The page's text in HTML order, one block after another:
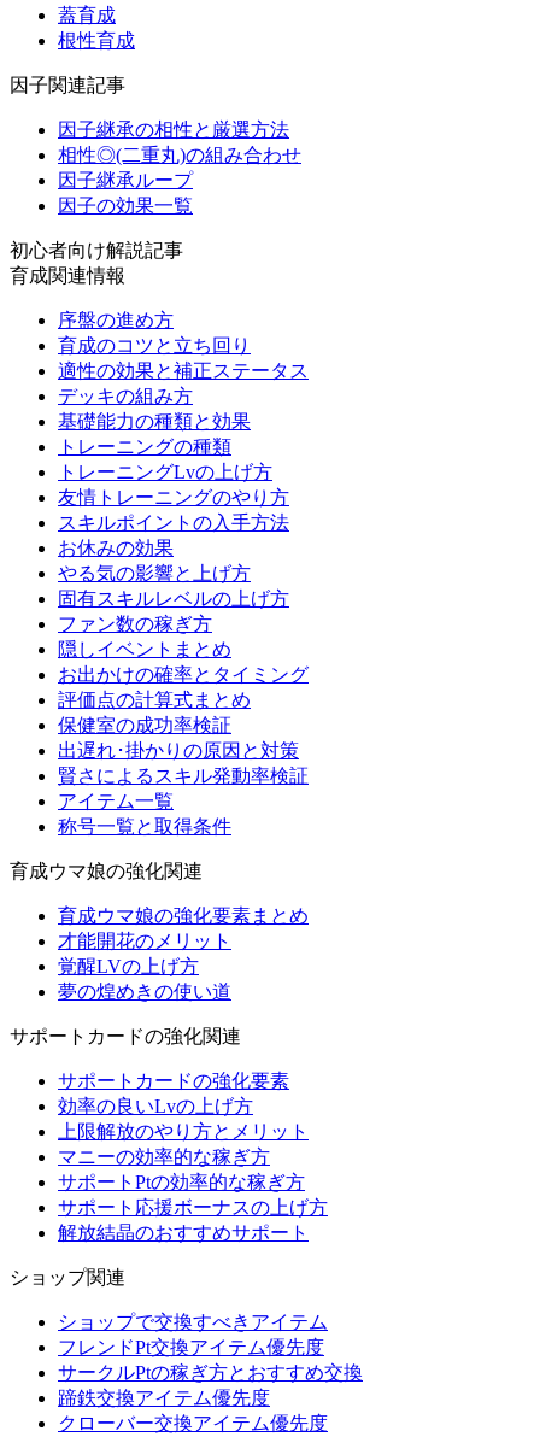
蓋育成
根性育成
因子関連記事
因子継承の相性と厳選方法
相性◎(二重丸)の組み合わせ
因子継承ループ
因子の効果一覧
初心者向け解説記事
育成関連情報
序盤の進め方
育成のコツと立ち回り
適性の効果と補正ステータス
デッキの組み方
基礎能力の種類と効果
トレーニングの種類
トレーニングLvの上げ方
友情トレーニングのやり方
スキルポイントの入手方法
お休みの効果
やる気の影響と上げ方
固有スキルレベルの上げ方
ファン数の稼ぎ方
隠しイベントまとめ
お出かけの確率とタイミング
評価点の計算式まとめ
保健室の成功率検証
出遅れ･掛かりの原因と対策
賢さによるスキル発動率検証
アイテム一覧
称号一覧と取得条件
育成ウマ娘の強化関連
育成ウマ娘の強化要素まとめ
才能開花のメリット
覚醒LVの上げ方
夢の煌めきの使い道
サポートカードの強化関連
サポートカードの強化要素
効率の良いLvの上げ方
上限解放のやり方とメリット
マニーの効率的な稼ぎ方
サポートPtの効率的な稼ぎ方
サポート応援ボーナスの上げ方
解放結晶のおすすめサポート
ショップ関連
ショップで交換すべきアイテム
フレンドPt交換アイテム優先度
サークルPtの稼ぎ方とおすすめ交換
蹄鉄交換アイテム優先度
クローバー交換アイテム優先度